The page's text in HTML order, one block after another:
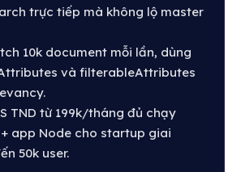
trực tiếp mà không lộ master
10k document mỗi lần, dùng
và filterableAttributes
TND từ 199k/tháng đủ chạy
app Node cho startup giai
50k user.